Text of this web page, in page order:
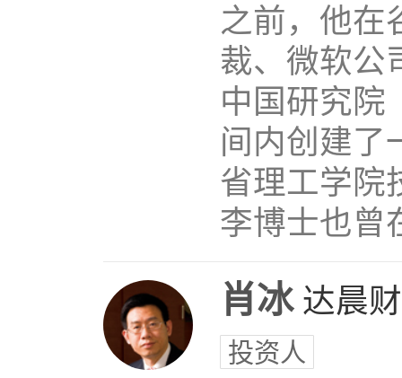
之前，他在
裁、微软公
中国研究院
间内创建了
省理工学院
李博士也曾
肖冰 达晨
投资人